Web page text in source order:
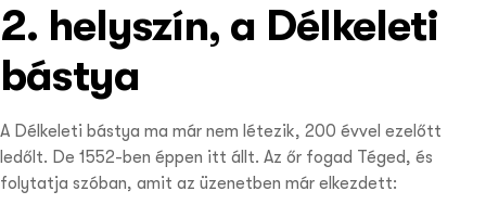
2. helyszín, a Délkeleti
bástya
A Délkeleti bástya ma már nem létezik, 200 évvel ezelőtt
ledőlt. De 1552-ben éppen itt állt. Az őr fogad Téged, és
folytatja szóban, amit az üzenetben már elkezdett: